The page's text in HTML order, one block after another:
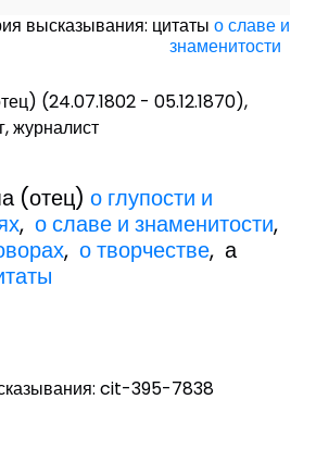
высказывания: цитатыо славе и
знаменитости
(24.07.1802 - 05.12.1870),
журналист
(отец)о глупости и
,о славе и знаменитости,
,о творчестве, а
cit-395-7838